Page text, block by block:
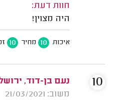
חוות דעת:
היה מצוין!
איכות 10 מחיר 10
נעם בן-דוד,
משוב: 21/03/2021
10